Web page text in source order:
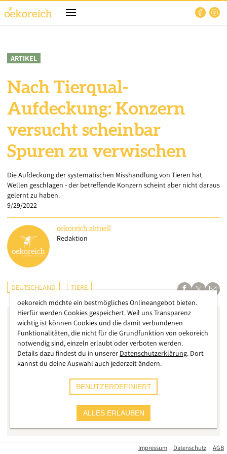
ARTIKEL
Nach Tierqual-
Aufdeckung: Konzern
versucht scheinbar
Spuren zu verwischen
Die Aufdeckung der systematischen Misshandlung von Tieren hat
Wellen geschlagen - der betreffende Konzern scheint aber nicht daraus
gelernt zu haben.
9/29/2022
oekoreich aktuell
Redaktion
DEUTSCHLAND TIERE
Impressum Datenschutz AGB
oekoreich möchte ein bestmögliches Onlineangebot bieten.
Hierfür werden Cookies gespeichert. Weil uns Transparenz
wichtig ist können Cookies und die damit verbundenen
Funktionalitäten, die nicht für die Grundfunktion von oekoreich
notwendig sind, einzeln erlaubt oder verboten werden.
Details dazu findest du in unserer Datenschutzerklärung. Dort
kannst du deine Auswahl auch jederzeit ändern.
BENUTZERDEFINIERT
ALLES ERLAUBEN